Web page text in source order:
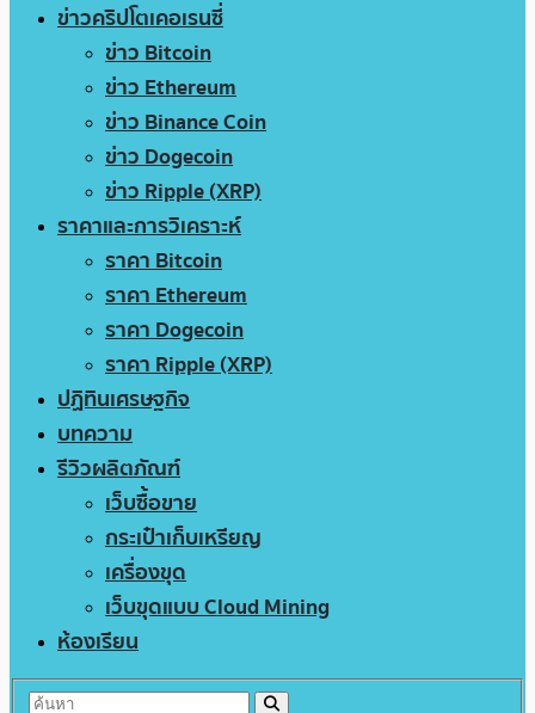
ข่าวคริปโตเคอเรนซี่
ข่าว Bitcoin
ข่าว Ethereum
ข่าว Binance Coin
ข่าว Dogecoin
ข่าว Ripple (XRP)
ราคาและการวิเคราะห์
ราคา Bitcoin
ราคา Ethereum
ราคา Dogecoin
ราคา Ripple (XRP)
ปฏิทินเศรษฐกิจ
บทความ
รีวิวผลิตภัณฑ์
เว็บซื้อขาย
กระเป๋าเก็บเหรียญ
เครื่องขุด
เว็บขุดแบบ Cloud Mining
ห้องเรียน